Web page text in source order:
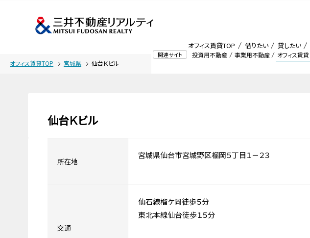
関連サイト 投資用不動産 事業用不動産 オフィス賃貸
オフィス賃貸TOP 借りたい 貸したい
オフィス賃貸TOP 宮城県 仙台Ｋビル
仙台Ｋビル
所在地
宮城県仙台市宮城野区榴岡５丁目１－２３
交通
仙石線榴ケ岡徒歩５分
東北本線仙台徒歩１５分